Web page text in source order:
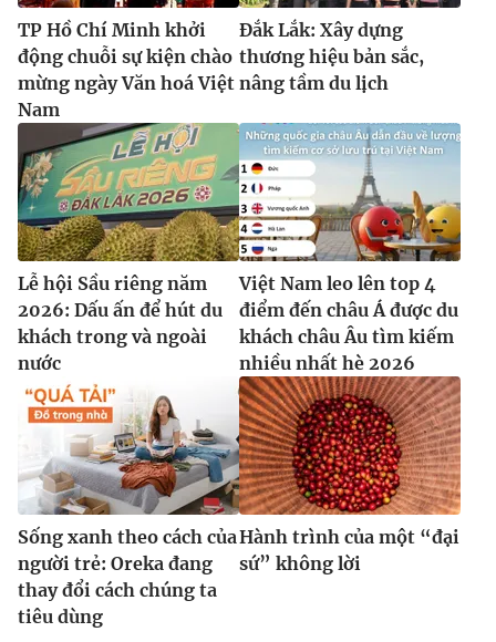
TP Hồ Chí Minh khởi
động chuỗi sự kiện chào
mừng ngày Văn hoá Việt
Nam
Đắk Lắk: Xây dựng
thương hiệu bản sắc,
nâng tầm du lịch
Lễ hội Sầu riêng năm
2026: Dấu ấn để hút du
khách trong và ngoài
nước
Việt Nam leo lên top 4
điểm đến châu Á được du
khách châu Âu tìm kiếm
nhiều nhất hè 2026
Sống xanh theo cách của
người trẻ: Oreka đang
thay đổi cách chúng ta
tiêu dùng
Hành trình của một “đại
sứ” không lời